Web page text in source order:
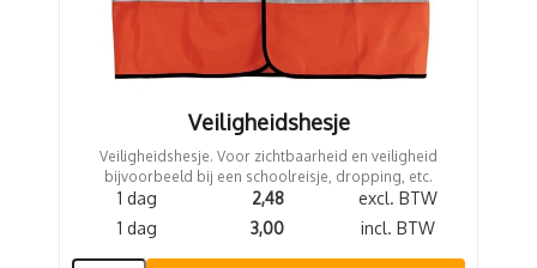
Veiligheidshesje
Veiligheidshesje. Voor zichtbaarheid en veiligheid
bijvoorbeeld bij een schoolreisje, dropping, etc.
1 dag 2,48
excl. BTW
1 dag
3,00 incl. BTW